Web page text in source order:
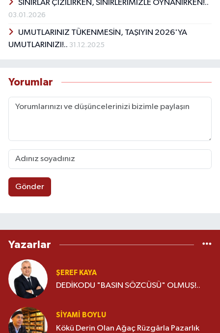
SINIRLAR ÇİZİLİRKEN, SİNİRLERİMİZLE OYNANIRKEN!..
03.01.2026
UMUTLARINIZ TÜKENMESİN, TAŞIYIN 2026'YA
UMUTLARINIZI!.. 31.12.2025
Yorumlar
Gönder
Yazarlar
ŞEREF KAYA
DEDİKODU "BASIN SÖZCÜSÜ" OLMUŞ!..
SIYAMI BOYLU
Kökü Derin Olan Ağaç Rüzgârla Pazarlık